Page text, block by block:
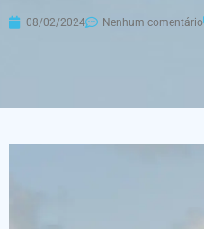
08/02/2024 Nenhum comentário